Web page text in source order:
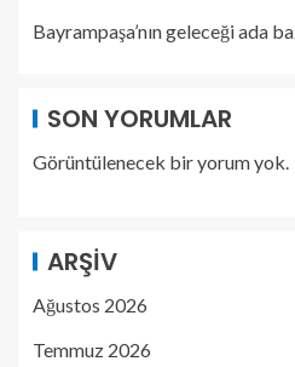
Bayrampaşa’nın geleceği ada
SON YORUMLAR
Görüntülenecek bir yorum yok.
ARŞIV
Ağustos 2026
Temmuz 2026